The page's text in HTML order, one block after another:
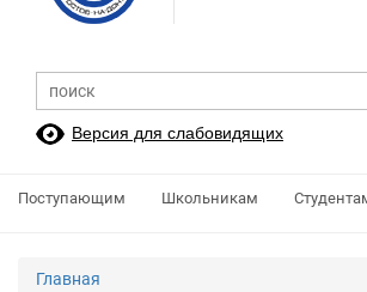
Версия для слабовидящих
Поступающим Школьникам
Главная